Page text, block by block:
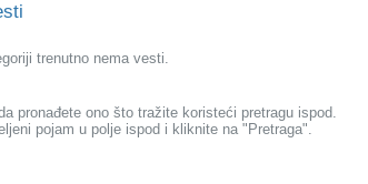
trenutno nema vesti.
pronađete ono što tražite koristeći pretragu ispod.
pojam u polje ispod i kliknite na "Pretraga".